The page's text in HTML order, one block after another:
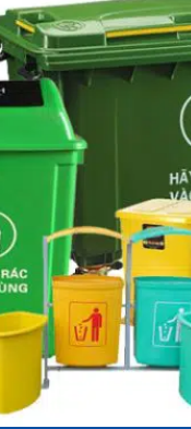
GIÁ SỈ
giá sỉ)
cuộc gọi)